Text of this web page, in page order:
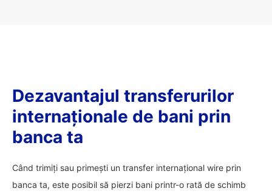
Dezavantajul transferurilor
internaționale de bani prin
banca ta
Când trimiți sau primești un transfer internațional wire prin
banca ta, este posibil să pierzi bani printr-o rată de schimb